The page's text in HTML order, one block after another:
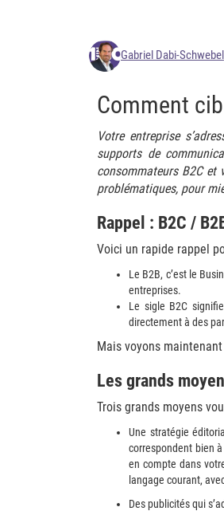
Gabriel Dabi-Schwebel
Comment
Votre entreprise
supports de
consommateurs B2C et
problématiques, pour
Rappel : B2C /
Voici un rapide rappel
Le B2B, c’est le
entreprises.
Le sigle B2C
directement à des
Mais voyons
Les grands
Trois grands moyens
Une stratégie
correspondent bien
en compte dans
langage courant,
Des publicités qui